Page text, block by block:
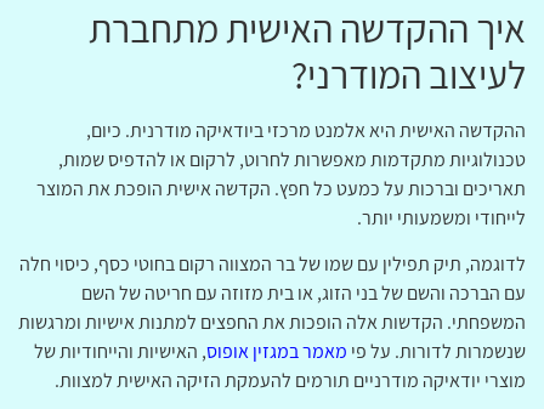
איך ההקדשה האישית מתחברת
לעיצוב המודרני?
ההקדשה האישית היא אלמנט מרכזי ביודאיקה מודרנית. כיום,
טכנולוגיות מתקדמות מאפשרות לחרוט, לרקום או להדפיס שמות,
תאריכים וברכות על כמעט כל חפץ. הקדשה אישית הופכת את המוצר
לייחודי ומשמעותי יותר.
לדוגמה, תיק תפילין עם שמו של בר המצווה רקום בחוטי כסף, כיסוי חלה
עם הברכה והשם של בני הזוג, או בית מזוזה עם חריטה של השם
המשפחתי. הקדשות אלה הופכות את החפצים למתנות אישיות ומרגשות
שנשמרות לדורות. על פי מאמר במגזין אופוס, האישיות והייחודיות של
מוצרי יודאיקה מודרניים תורמים להעמקת הזיקה האישית למצוות.